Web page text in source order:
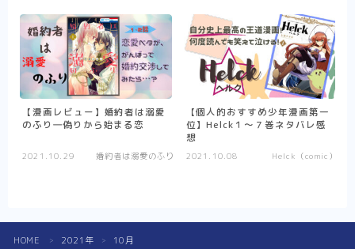
少年漫画
Helck（comic）
SPY×FAMILY
不徳のギルド
異剣戦記ヴェルンディオ
【漫画レビュー】婚約者は溺愛
のふり―偽りから始まる恋
2021.10.29 婚約者は溺愛のふり
【個人的おすすめ少年漫画第一
位】Helck１～７巻ネタバレ感
想
2021.10.08 Helck（comic）
HOME ＞ 2021年 ＞ 10月